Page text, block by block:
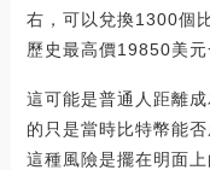
右，可以兌換1300個
歷史最高價19850美元
這可能是普通人距離
的只是當時比特幣能
這種風險是擺在明面上